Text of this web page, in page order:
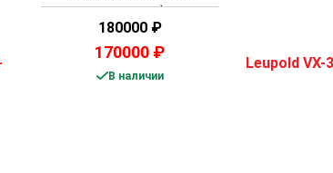
подсветки)
180000 ₽
170000 ₽
В наличии